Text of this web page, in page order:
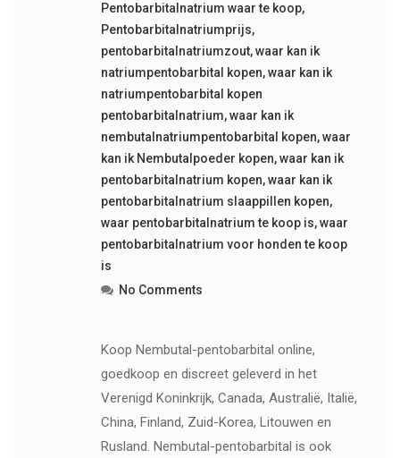
Pentobarbitalnatrium waar te koop,
Pentobarbitalnatriumprijs,
pentobarbitalnatriumzout,waar kan ik
natriumpentobarbital kopen,waar kan ik
natriumpentobarbital kopen
pentobarbitalnatrium,waar kan ik
nembutalnatriumpentobarbital kopen,waar
kan ik Nembutalpoeder kopen,waar kan ik
pentobarbitalnatrium kopen,waar kan ik
pentobarbitalnatrium slaappillen kopen,
waar pentobarbitalnatrium te koop is,waar
pentobarbitalnatrium voor honden te koop
is
No Comments
Koop Nembutal-pentobarbital online,
goedkoop en discreet geleverd in het
Verenigd Koninkrijk, Canada, Australië, Italië,
China, Finland, Zuid-Korea, Litouwen en
Rusland. Nembutal-pentobarbital is ook